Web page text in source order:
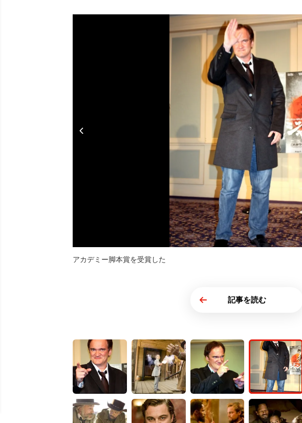
アカデミー脚本賞を受賞した
記事を読む